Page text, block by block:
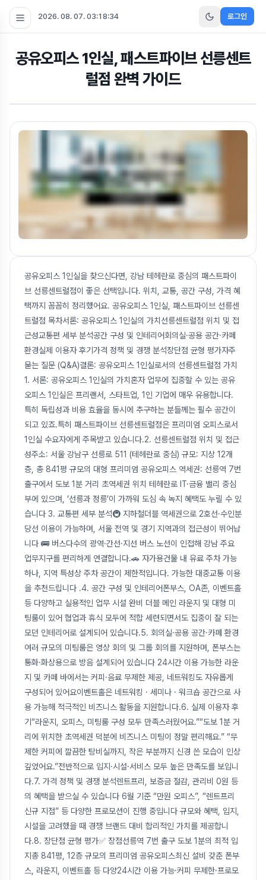
2026. 08. 07. 03:18:36 로그인
공유오피스 1인실, 패스트파이브 선릉센트
럴점 완벽 가이드
공유오피스 1인실을 찾으신다면, 강남 테헤란로 중심의 패스트파이
브 선릉센트럴점이 좋은 선택입니다. 위치, 교통, 공간 구성, 가격 혜
택까지 꼼꼼히 정리했어요. 공유오피스 1인실, 패스트파이브 선릉센
트럴점 목차서론: 공유오피스 1인실의 가치선릉센트럴점 위치 및 접
근성교통편 세부 분석공간 구성 및 인테리어회의실·공용 공간·카페
환경실제 이용자 후기가격 정책 및 경쟁 분석장단점 균형 평가자주
묻는 질문 (Q&A)결론: 공유오피스 1인실로서의 선릉센트럴점 가치
1. 서론: 공유오피스 1인실의 가치혼자 업무에 집중할 수 있는 공유
오피스 1인실은 프리랜서, 스타트업, 1인 기업에 매우 유용합니다.
특히 독립성과 비용 효율을 동시에 추구하는 분들께는 필수 공간이
되고 있죠.특히 패스트파이브 선릉센트럴점은 프리미엄 오피스로서
1인실 수요자에게 주목받고 있습니다.2. 선릉센트럴점 위치 및 접근
성주소: 서울 강남구 선릉로 511 (테헤란로 중심) 규모: 지상 12개
층, 총 841평 규모의 대형 프리미엄 공유오피스 역세권: 선릉역 7번
출구에서 도보 1분 거리 초역세권 위치 테헤란로 IT·금융 밸리 중심
부에 있으며, ‘선릉과 정릉’이 가까워 도심 속 녹지 혜택도 누릴 수 있
습니다 3. 교통편 세부 분석🚇 지하철더블 역세권으로 2호선·수인분
당선 이용이 가능하며, 서울 전역 및 경기 지역과의 접근성이 뛰어납
니다 🚌 버스다수의 광역·간선·지선 버스 노선이 인접해 강남 주요
업무지구를 편리하게 연결합니다.🚗 자가용건물 내 유료 주차 가능
하나, 지역 특성상 주차 공간이 제한적입니다. 가능한 대중교통 이용
을 추천드립니다 .4. 공간 구성 및 인테리어폰부스, OA존, 이벤트홀
등 다양하고 실용적인 업무 시설 완비 더블 메인 라운지 및 대형 미
팅룸이 있어 협업과 휴식 모두에 적합 세련되면서도 집중이 잘 되는
모던 인테리어로 설계되어 있습니다.5. 회의실·공용 공간·카페 환경
여러 규모의 미팅룸은 영상 회의 및 그룹 회의를 지원하며, 폰부스는
통화·화상용으로 방음 설계되어 있습니다 24시간 이용 가능한 라운
지 및 카페 바에서는 커피·음료 무제한 제공, 네트워킹도 자유롭게
구성되어 있어요이벤트홀은 네트워킹 · 세미나 · 워크숍 공간으로 사
용 가능해 적극적인 비즈니스 활동을 지원합니다.6. 실제 이용자 후
기“라운지, 오피스, 미팅룸 구성 모두 만족스러웠어요.”“도보 1분 거
리에 위치한 초역세권 덕분에 비즈니스 미팅이 정말 편리해요.” “무
제한 커피에 깔끔한 탕비실까지, 작은 부분까지 신경 쓴 모습이 인상
깊었어요.”전반적으로 입지·시설·서비스 모두 높은 만족도를 보입니
다.7. 가격 정책 및 경쟁 분석렌트프리, 보증금 절감, 관리비 0원 등
의 혜택을 받으실 수 있습니다 6월 기준 “만원 오피스”, “렌트프리
신규 지점” 등 다양한 프로모션이 진행 중입니다 규모와 혜택, 입지,
시설을 고려했을 때 경쟁 브랜드 대비 합리적인 가치를 제공합니
다.8. 장단점 균형 평가✅ 장점선릉역 7번 출구 도보 1분의 최적 입
지총 841평, 12층 규모의 프리미엄 공유오피스최신 설비 갖춘 폰부
스, 라운지, 이벤트홀 등 다양24시간 이용 가능·커피 무제한·프로모